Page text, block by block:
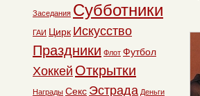
Заседания Субботники
ГАИ Цирк Искусство
Праздники Флот Футбол
Хоккей Открытки
Награды Секс Эстрада Деньги